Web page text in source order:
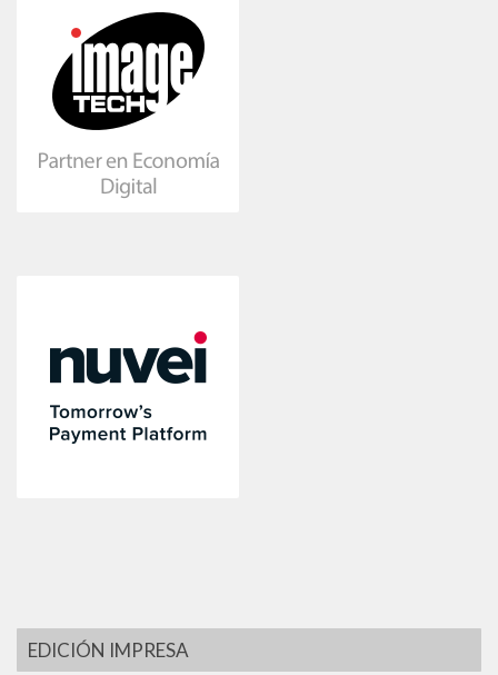
EDICIÓN IMPRESA